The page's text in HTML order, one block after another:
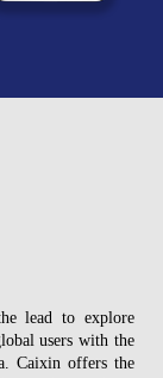
lead to explore
users with the
Caixin offers the